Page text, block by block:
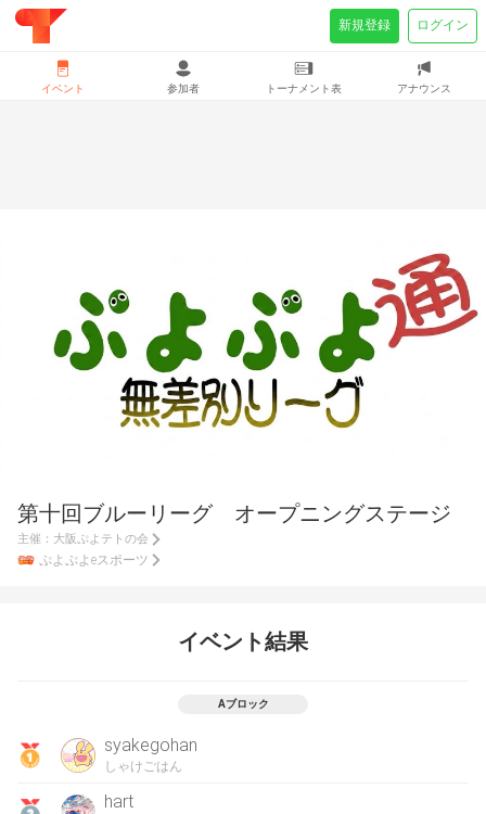
第十回ブルーリーグ オープニングステージ
主催： 大阪ぷよテトの会
ぷよぷよeスポーツ
イベント結果
Aブロック
syakegohan
しゃけごはん
hart
イベント 参加者 トーナメント表 アナウンス
新規登録 ログイン